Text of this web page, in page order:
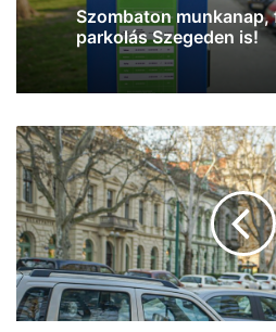
Kristályt árult egy férfi
még egy gyereknek is